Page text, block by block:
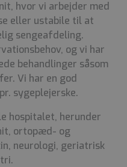
hvor vi arbejder med
eller ustabile til at
sengeafdeling.
og vi har
behandlinger såsom
Vi har en god
sygeplejerske.
hospitalet, herunder
ortopæd- og
neurologi, geriatrisk